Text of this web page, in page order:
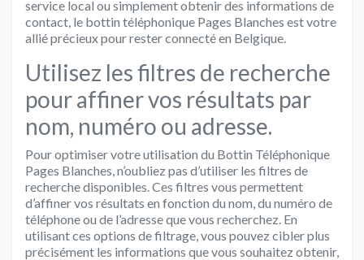
service local ou simplement obtenir des informations de
contact, le bottin téléphonique Pages Blanches est votre
allié précieux pour rester connecté en Belgique.
Utilisez les filtres de recherche
pour affiner vos résultats par
nom, numéro ou adresse.
Pour optimiser votre utilisation du Bottin Téléphonique
Pages Blanches, n’oubliez pas d’utiliser les filtres de
recherche disponibles. Ces filtres vous permettent
d’affiner vos résultats en fonction du nom, du numéro de
téléphone ou de l’adresse que vous recherchez. En
utilisant ces options de filtrage, vous pouvez cibler plus
précisément les informations que vous souhaitez obtenir,